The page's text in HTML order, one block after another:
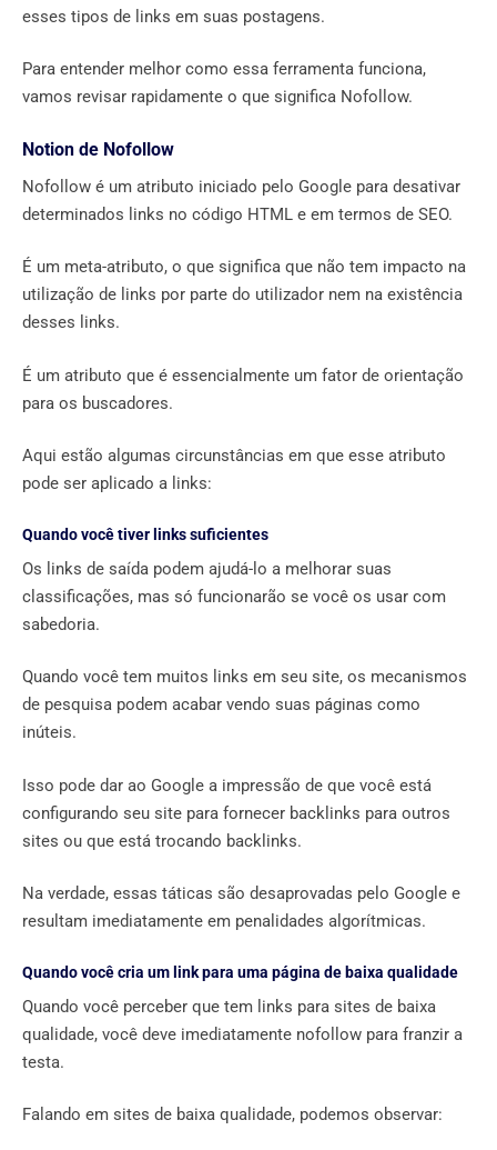
esses tipos de links em suas postagens.
Para entender melhor como essa ferramenta funciona,
vamos revisar rapidamente o que significa Nofollow.
Notion de Nofollow
Nofollow é um atributo iniciado pelo Google para desativar
determinados links no código HTML e em termos de SEO.
É um meta-atributo, o que significa que não tem impacto na
utilização de links por parte do utilizador nem na existência
desses links.
É um atributo que é essencialmente um fator de orientação
para os buscadores.
Aqui estão algumas circunstâncias em que esse atributo
pode ser aplicado a links:
Quando você tiver links suficientes
Os links de saída podem ajudá-lo a melhorar suas
classificações, mas só funcionarão se você os usar com
sabedoria.
Quando você tem muitos links em seu site, os mecanismos
de pesquisa podem acabar vendo suas páginas como
inúteis.
Isso pode dar ao Google a impressão de que você está
configurando seu site para fornecer backlinks para outros
sites ou que está trocando backlinks.
Na verdade, essas táticas são desaprovadas pelo Google e
resultam imediatamente em penalidades algorítmicas.
Quando você cria um link para uma página de baixa qualidade
Quando você perceber que tem links para sites de baixa
qualidade, você deve imediatamente nofollow para franzir a
testa.
Falando em sites de baixa qualidade, podemos observar: